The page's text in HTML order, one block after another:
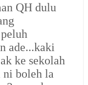
QH dulu
ade...kaki
ke sekolah
ni boleh la